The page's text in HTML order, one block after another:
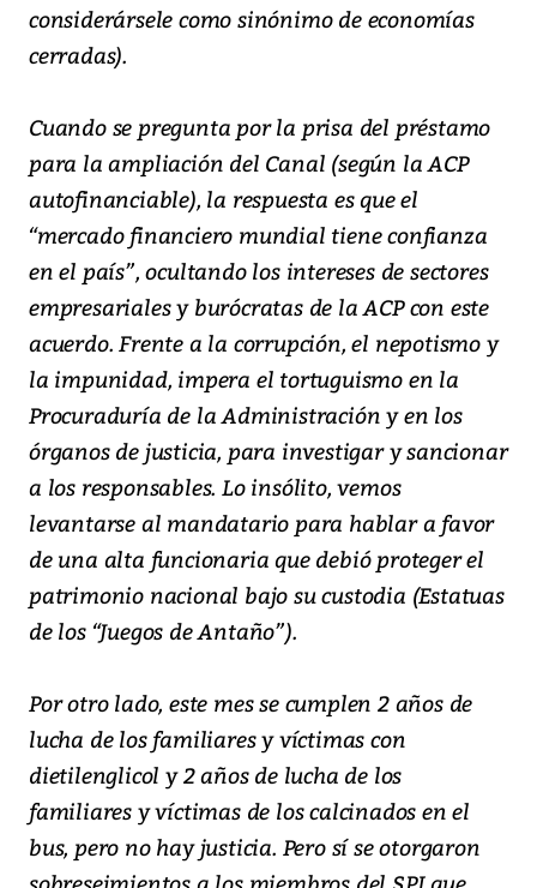
considerársele como sinónimo de economías
cerradas).
Cuando se pregunta por la prisa del préstamo
para la ampliación del Canal (según la ACP
autofinanciable), la respuesta es que el
“mercado financiero mundial tiene confianza
en el país”, ocultando los intereses de sectores
empresariales y burócratas de la ACP con este
acuerdo. Frente a la corrupción, el nepotismo y
la impunidad, impera el tortuguismo en la
Procuraduría de la Administración y en los
órganos de justicia, para investigar y sancionar
a los responsables. Lo insólito, vemos
levantarse al mandatario para hablar a favor
de una alta funcionaria que debió proteger el
patrimonio nacional bajo su custodia (Estatuas
de los “Juegos de Antaño”).
Por otro lado, este mes se cumplen 2 años de
lucha de los familiares y víctimas con
dietilenglicol y 2 años de lucha de los
familiares y víctimas de los calcinados en el
bus, pero no hay justicia. Pero sí se otorgaron